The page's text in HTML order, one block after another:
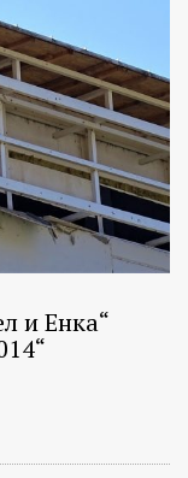
и Енка“